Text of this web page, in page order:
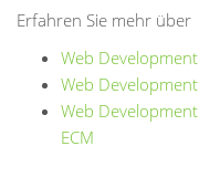
Erfahren Sie mehr über
Web
Web
Web
ECM